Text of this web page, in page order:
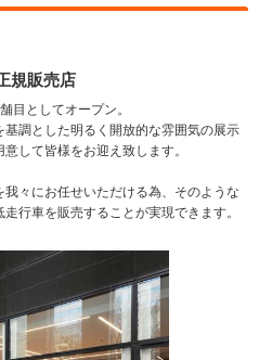
規販売店
目としてオープン。
調とした明るく開放的な雰囲気の展示
して皆様をお迎え致します。
々にお任せいただける為、そのような
行車を販売することが実現できます。